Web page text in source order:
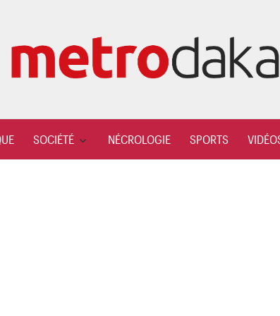
SOCIÉTÉ NÉCROLOGIE SPORTS